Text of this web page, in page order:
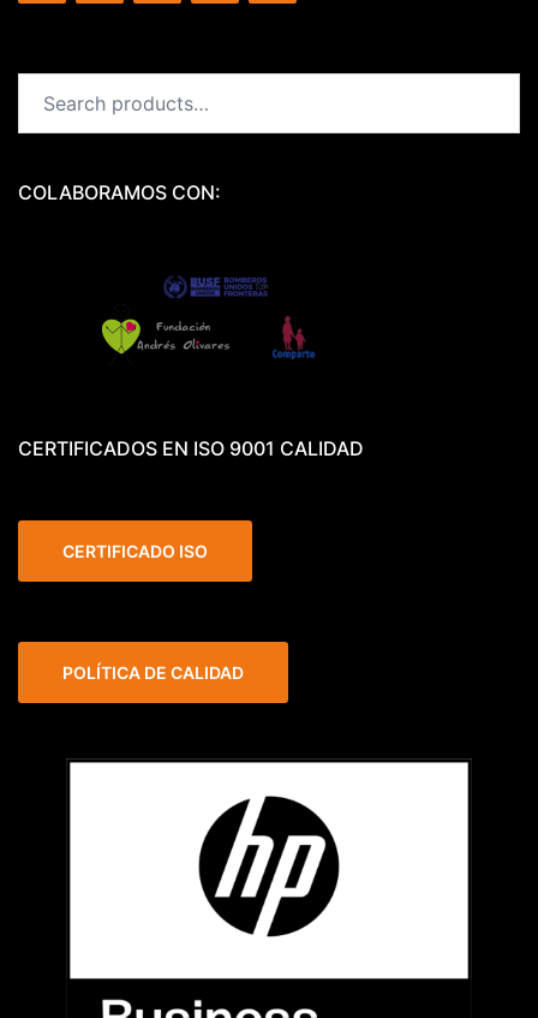
for:
COLABORAMOS CON:
CERTIFICADOS EN ISO 9001 CALIDAD
CERTIFICADO ISO
POLÍTICA DE CALIDAD